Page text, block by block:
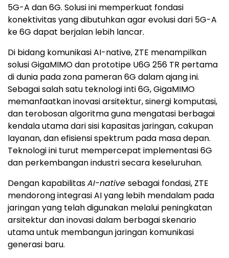
5G-A dan 6G. Solusi ini memperkuat fondasi
konektivitas yang dibutuhkan agar evolusi dari 5G-A
ke 6G dapat berjalan lebih lancar.
Di bidang komunikasi AI-native, ZTE menampilkan
solusi GigaMIMO dan prototipe U6G 256 TR pertama
di dunia pada zona pameran 6G dalam ajang ini.
Sebagai salah satu teknologi inti 6G, GigaMIMO
memanfaatkan inovasi arsitektur, sinergi komputasi,
dan terobosan algoritma guna mengatasi berbagai
kendala utama dari sisi kapasitas jaringan, cakupan
layanan, dan efisiensi spektrum pada masa depan.
Teknologi ini turut mempercepat implementasi 6G
dan perkembangan industri secara keseluruhan.
Dengan kapabilitasAI-native sebagai fondasi, ZTE
mendorong integrasi AI yang lebih mendalam pada
jaringan yang telah digunakan melalui peningkatan
arsitektur dan inovasi dalam berbagai skenario
utama untuk membangun jaringan komunikasi
generasi baru.